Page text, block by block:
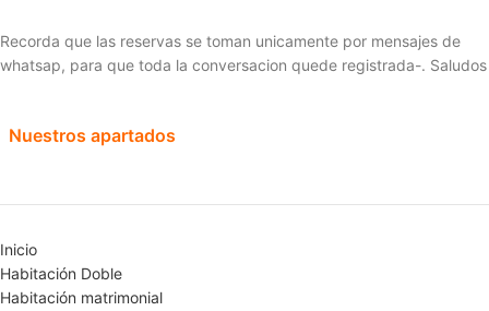
Recorda que las reservas se toman unicamente por mensajes de
whatsap, para que toda la conversacion quede registrada-. Saludos
Nuestros apartados
Inicio
Habitación Doble
Habitación matrimonial